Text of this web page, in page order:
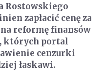
Rostowskiego
zapłacić cenę za
na reformę finansów
których portal
cenzurki
łaskawi.